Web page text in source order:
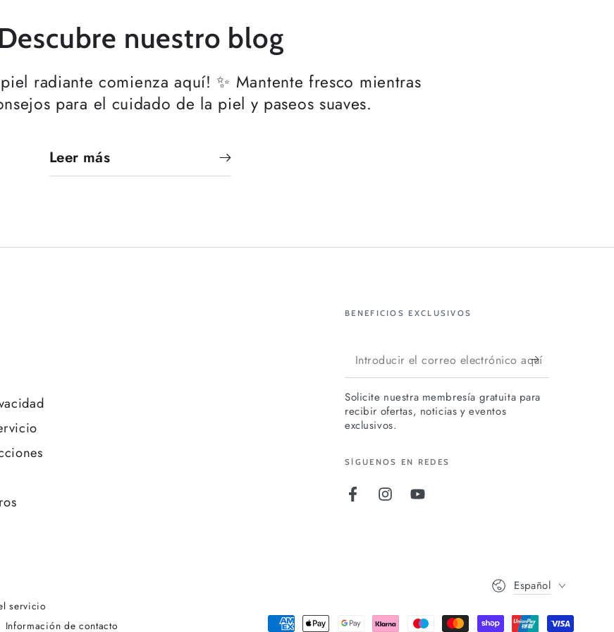
ml
ml
Descubre nuestro blog
radiante comienza aquí! ✨ Mantente fresco mientras
para el cuidado de la piel y paseos suaves.
Leer más
BENEFICIOS EXCLUSIVOS
Introducir
el
correo
electrónico
Solicite nuestra membresía gratuita para
recibir ofertas, noticias y eventos
exclusivos.
SÍGUENOS EN REDES
FacebookInstagramYouTube
servicio
Información de contacto
Idioma
Español